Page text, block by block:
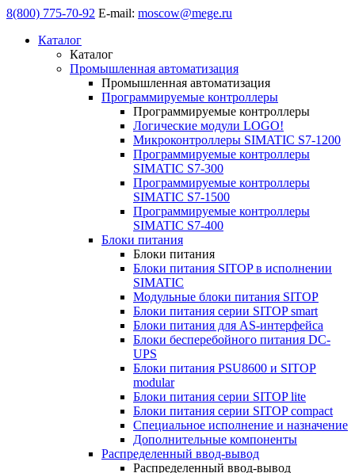
8(800) 775-70-92 E-mail: moscow@mege.ru
Каталог
Каталог
Промышленная автоматизация
Промышленная автоматизация
Программируемые контроллеры
Программируемые контроллеры
Логические модули LOGO!
Микроконтроллеры SIMATIC S7-1200
Программируемые контроллеры
SIMATIC S7-300
Программируемые контроллеры
SIMATIC S7-1500
Программируемые контроллеры
SIMATIC S7-400
Блоки питания
Блоки питания
Блоки питания SITOP в исполнении
SIMATIC
Модульные блоки питания SITOP
Блоки питания серии SITOP smart
Блоки питания для AS-интерфейса
Блоки бесперебойного питания DC-
UPS
Блоки питания PSU8600 и SITOP
modular
Блоки питания серии SITOP lite
Блоки питания серии SITOP compact
Специальное исполнение и назначение
Дополнительные компоненты
Распределенный ввод-вывод
Распределенный ввод-вывод